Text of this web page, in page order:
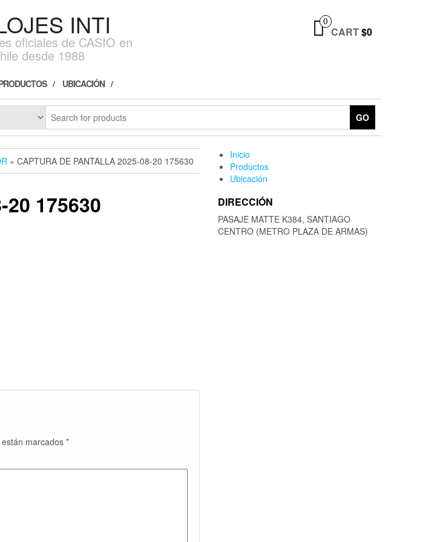
INTI
oficiales de CASIO en
desde 1988
0
CART$0
UBICACIÓN
GO
» CAPTURA DE PANTALLA 2025-08-20 175630
20 175630
marcados *
Inicio
Productos
Ubicación
DIRECCIÓN
PASAJE MATTE K384, SANTIAGO
CENTRO (METRO PLAZA DE ARMAS)